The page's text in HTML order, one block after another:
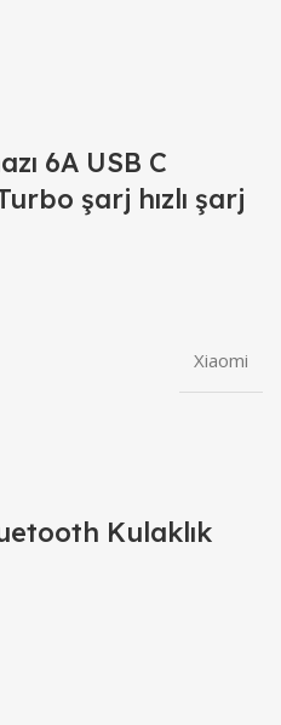
6A USB C
şarj hızlı şarj
Xiaomi
Kulaklık